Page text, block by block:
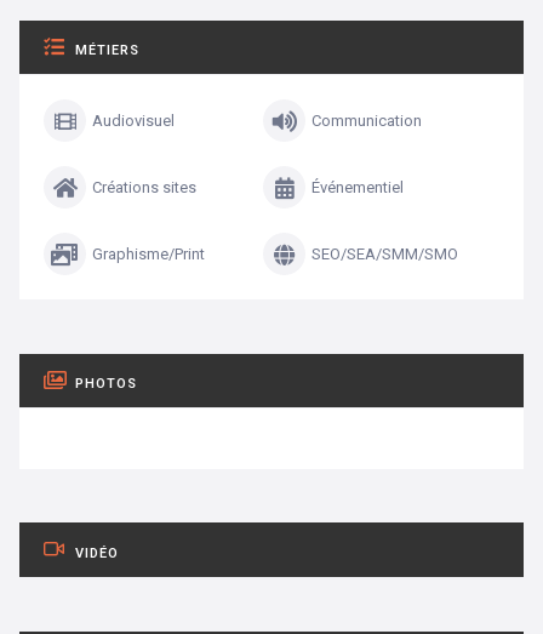
MÉTIERS
Audiovisuel Communication
Créations sites Événementiel
Graphisme/Print SEO/SEA/SMM/SMO
PHOTOS
VIDÉO